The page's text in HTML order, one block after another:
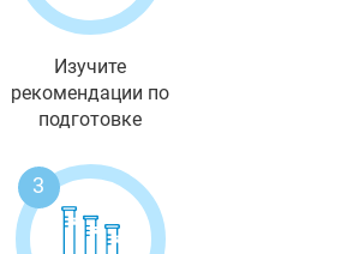
Изучите
рекомендации по
подготовке
3